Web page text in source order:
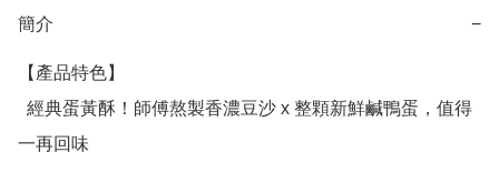
簡介 −
【產品特色】
一再回味